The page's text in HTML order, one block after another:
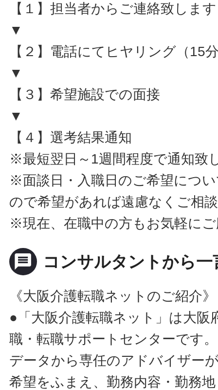
【１】担当者からご連絡致します
▼
【２】電話にてヒヤリング（15
▼
【３】希望施設での面接
▼
【４】選考結果通知
※最短翌日～1週間程度で通知致
※面談日・入職日のご希望につ
ので希望があれば遠慮なくご相
※現在、在職中の方もお気軽に
message コンサルタントから一
《大阪介護転職ネットのご紹介》
●「大阪介護転職ネット」は大阪
職・転職サポートセンターです
データから専任のアドバイザー
希望をふまえ、勤務内容・勤務